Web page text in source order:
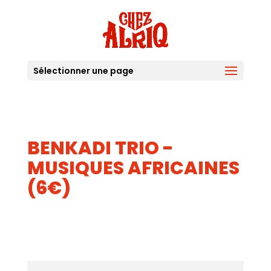
Sélectionner une page
BENKADI TRIO -
MUSIQUES AFRICAINES
(6€)